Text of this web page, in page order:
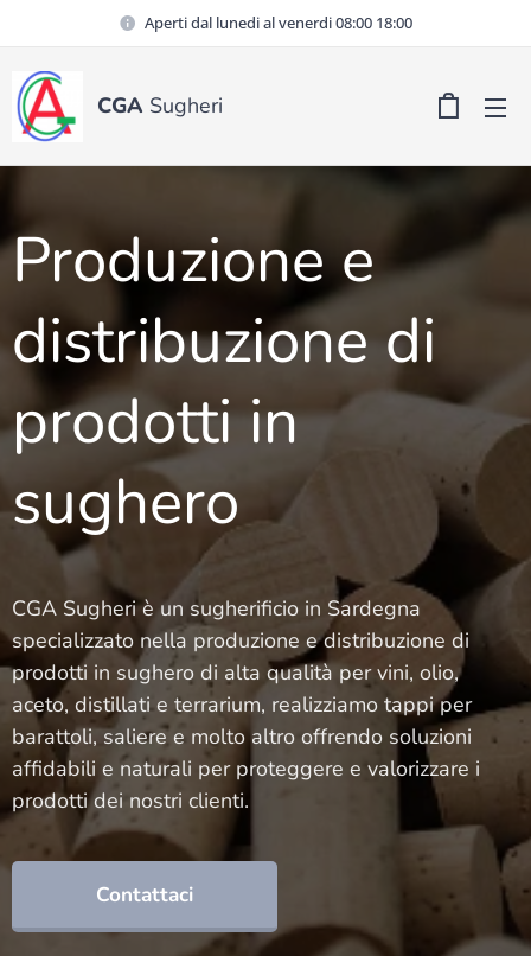
Aperti dal lunedi al venerdi 08:00 18:00
CGA Sugheri
Produzione e
distribuzione di
prodotti in
sughero
CGA Sugheri è un sugherificio in Sardegna
specializzato nella produzione e distribuzione di
prodotti in sughero di alta qualità per vini, olio,
aceto, distillati e terrarium, realizziamo tappi per
barattoli, saliere e molto altro offrendo soluzioni
affidabili e naturali per proteggere e valorizzare i
prodotti dei nostri clienti.
Contattaci